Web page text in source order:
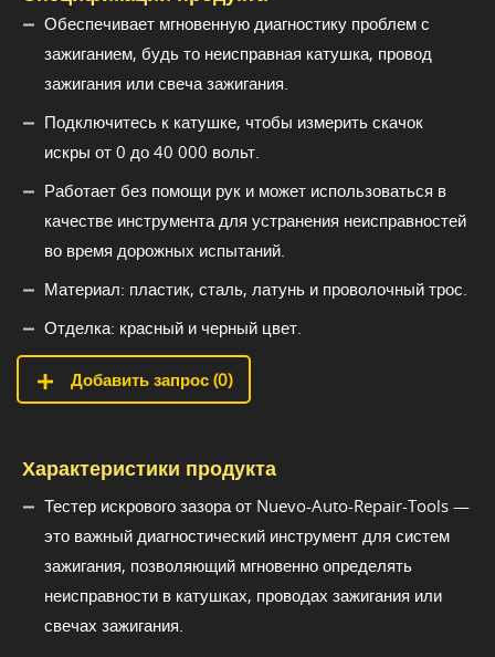
Обеспечивает мгновенную диагностику проблем с
зажиганием, будь то неисправная катушка, провод
зажигания или свеча зажигания.
Подключитесь к катушке, чтобы измерить скачок
искры от 0 до 40 000 вольт.
Работает без помощи рук и может использоваться в
качестве инструмента для устранения неисправностей
во время дорожных испытаний.
Материал: пластик, сталь, латунь и проволочный трос.
Отделка: красный и черный цвет.
Добавить запрос (0)
Характеристики продукта
Тестер искрового зазора от Nuevo-Auto-Repair-Tools —
это важный диагностический инструмент для систем
зажигания, позволяющий мгновенно определять
неисправности в катушках, проводах зажигания или
свечах зажигания.